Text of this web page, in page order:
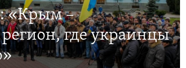
«Крым –
где украинцы